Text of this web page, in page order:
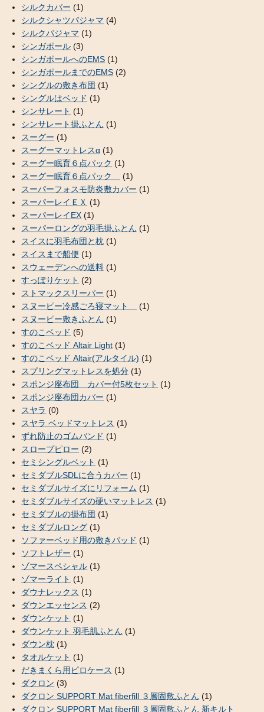
シルクカバー (1)
シルクシャツパジャマ (4)
シルクパジャマ (1)
シンガポール (3)
シンガポールへのEMS (1)
シンガポールまでのEMS (2)
シングルの敷き布団 (1)
シングルはベッド (1)
シンサレート (1)
シンサレート掛ふとん (1)
スーグー (1)
スーグーマットレスα (1)
スーグー眠育６点パック (1)
スーグー眠育６点パック
(1)
スーパーフォスモ防炎敷カバー (1)
スーパーレイＥＸ (1)
スーパーレイEX (1)
スーパーロングの羽毛掛ふとん (1)
スイスに羽毛布団と枕 (1)
スイスまで船便 (1)
スウェーデンへの送料 (1)
すっぽりケット (2)
ストマックスリーパー (1)
スヌーピー冷感ごろ寝マット
(1)
スヌーピー敷きふとん (1)
すのこベッド (5)
すのこベッド Altair Light (1)
すのこベッド Altair(アルタイル) (1)
スプリングマットレスを処分 (1)
スポンジ座布団 カバー付5枚セット (1)
スポンジ座布団カバー (1)
スヤラ (0)
スヤラ ベッドマットレス (1)
ずれ防止のゴムバンド (1)
スロープピロー (2)
セミシングルベット (1)
セミダブルSDLに合うカバー (1)
セミダブルサイズにリフォーム (1)
セミダブルサイズの硬いマットレス (1)
セミダブルの掛布団 (1)
セミダブルロング (1)
ソファーベッド用の敷きパッド (1)
ソフトレザー (1)
ゾマースペシャル (1)
ゾマーライト (1)
ダウナレックス (1)
ダウンエッセンス (2)
ダウンケット (1)
ダウンケット 羽毛肌ふとん (1)
ダウン枕 (1)
タオルケット (1)
だきまくら用ピロケース (1)
ダクロン (3)
ダクロン SUPPORT Mat fiberfill ３層固敷ふとん (1)
ダクロン SUPPORT Mat fiberfill ３層固敷ふとん 新キルト